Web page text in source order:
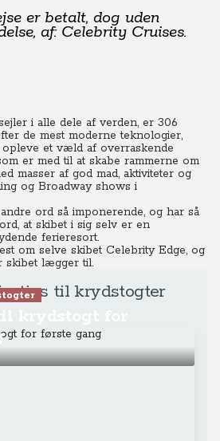
er betalt, dog uden
af: Celebrity Cruises.
i alle dele af verden, er 306
de mest moderne teknologier,
et væld af overraskende
er med til at skabe rammerne om
masser af god mad, aktiviteter og
og Broadway shows i
ord så imponerende, og har så
at skibet i sig selv er en
ferieresort.
om selve skibet Celebrity Edge, og
skibet lægger til.
til krydstogter